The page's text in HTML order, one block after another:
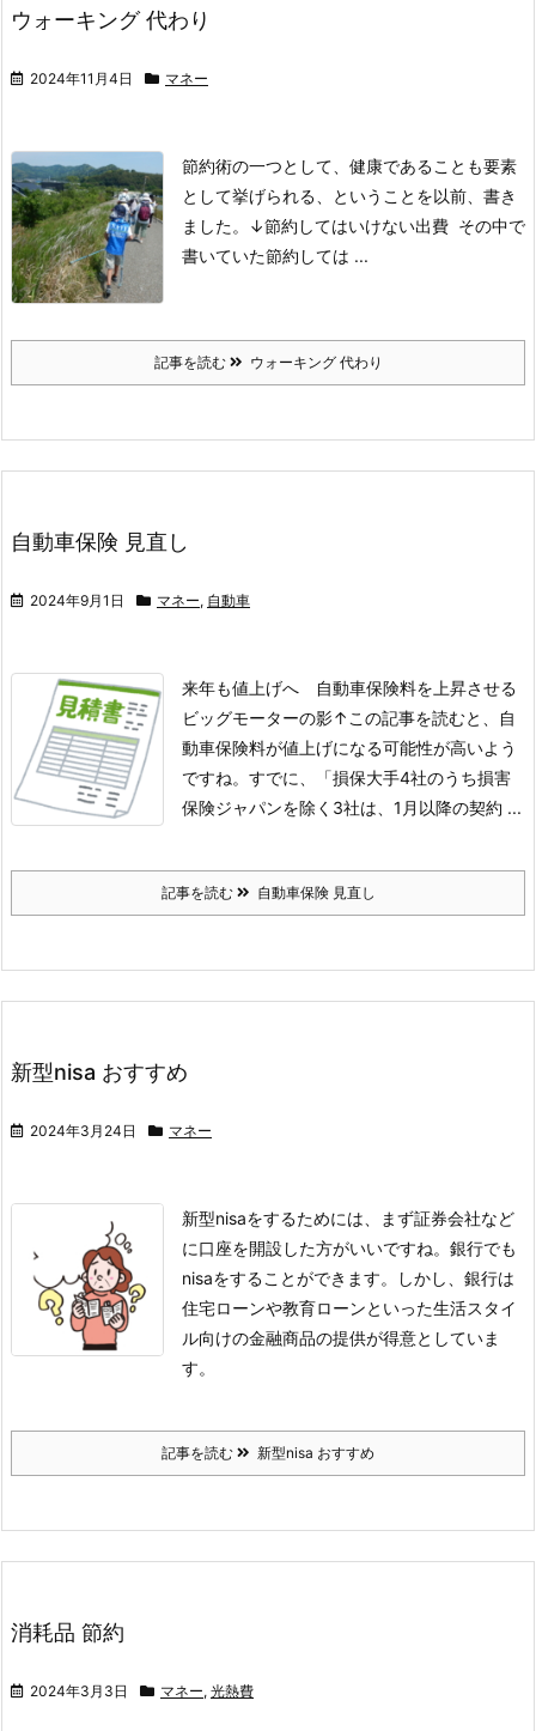
ウォーキング 代わり
2024年11月4日 マネー
節約術の一つとして、健康であることも要素
として挙げられる、ということを以前、書き
ました。
↓節約してはいけない出費 その中で
書いていた節約しては ...
記事を読む ウォーキング 代わり
自動車保険 見直し
2024年9月1日 マネー, 自動車
来年も値上げへ 自動車保険料を上昇させる
ビッグモーターの影↑ この記事を読むと、自
動車保険料が値上げになる可能性が高いよう
ですね。 すでに、「損保大手4社のうち損害
保険ジャパンを除く3社は、1月以降の契約 ...
記事を読む 自動車保険 見直し
新型nisa おすすめ
2024年3月24日 マネー
新型nisaをするためには、まず証券会社など
に口座を開設した方がいいですね。 銀行でも
nisaをすることができます。しかし、銀行は
住宅ローンや教育ローンといった生活スタイ
ル向けの金融商品の提供が得意としていま
す。
記事を読む 新型nisa おすすめ
消耗品 節約
2024年3月3日 マネー, 光熱費